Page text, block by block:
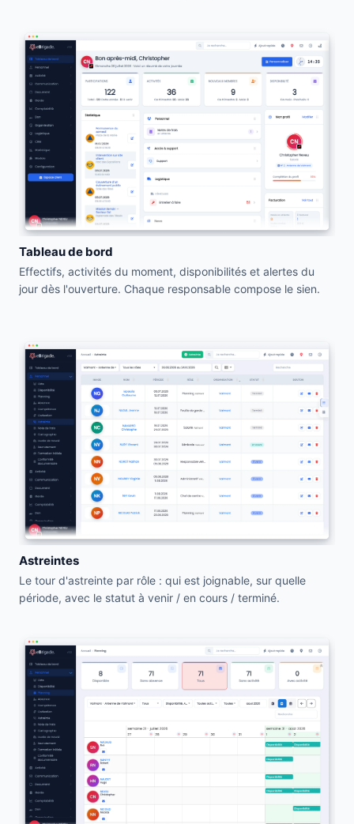
Tableau de bord
Effectifs, activités du moment, disponibilités et alertes du
jour dès l'ouverture. Chaque responsable compose le sien.
Astreintes
Le tour d'astreinte par rôle : qui est joignable, sur quelle
période, avec le statut à venir / en cours / terminé.